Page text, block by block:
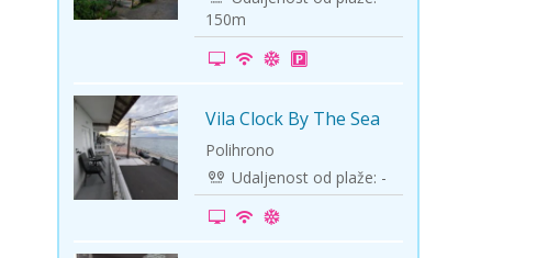
150m
-10% Vila Clock By The Sea
Polihrono
Udaljenost od plaže: -